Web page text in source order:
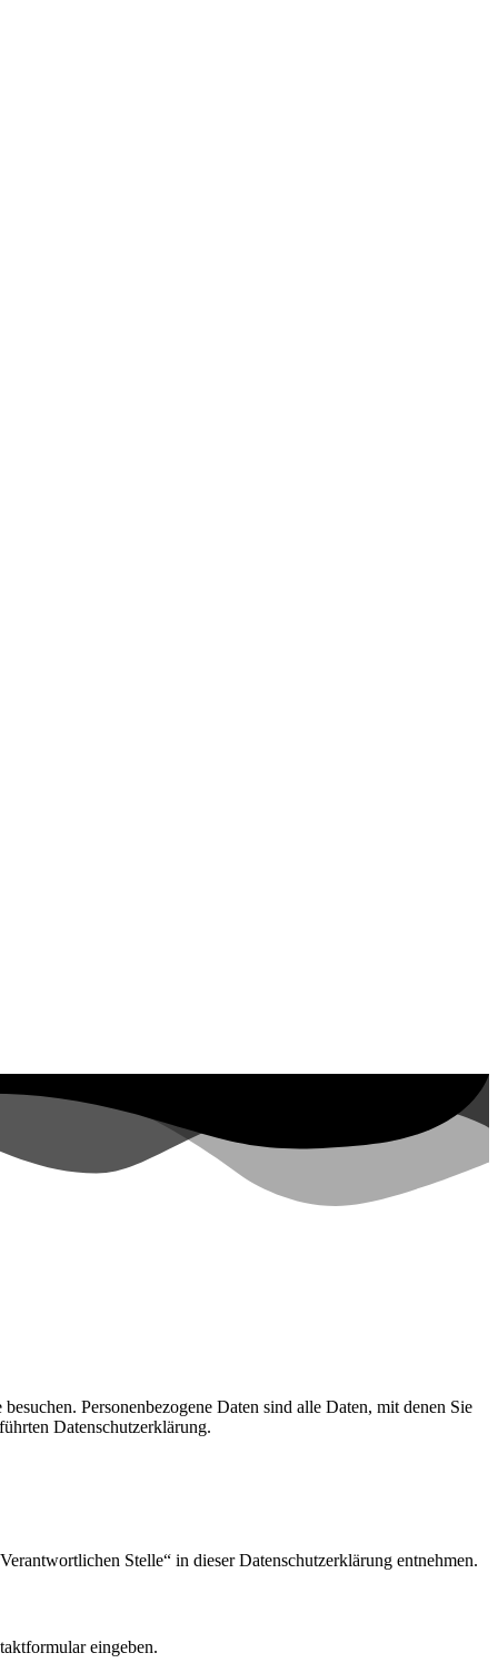
Personenbezogene Daten sind alle Daten, mit denen Sie
Datenschutzerklärung.
Stelle“ in dieser Datenschutzerklärung entnehmen.
eingeben.